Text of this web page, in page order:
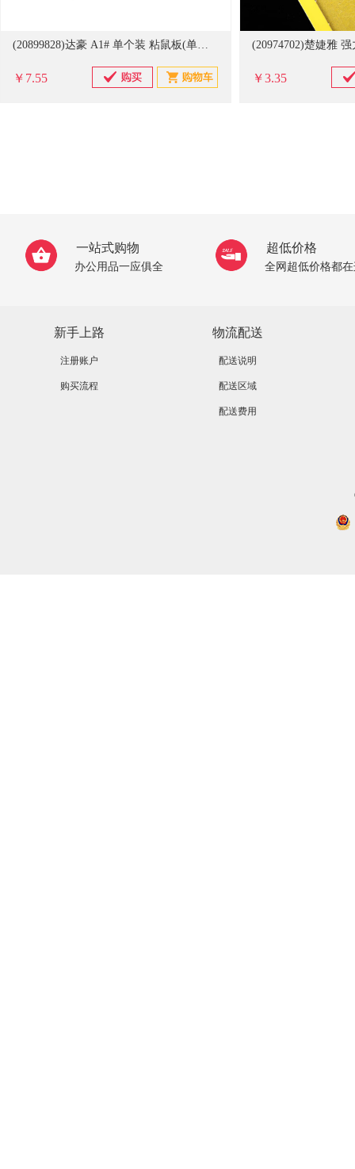
(20899828)达豪 A1# 单个装 粘鼠板(单位：个)
￥7.55 ￥3.35
一站式购物
办公用品一应俱全
超低价格
全网超低价格都
新手上路
注册账户
购买流程
物流配送
配送说明
配送区域
配送费用